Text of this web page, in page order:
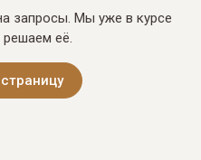
запросы. Мы уже в курсе
её.